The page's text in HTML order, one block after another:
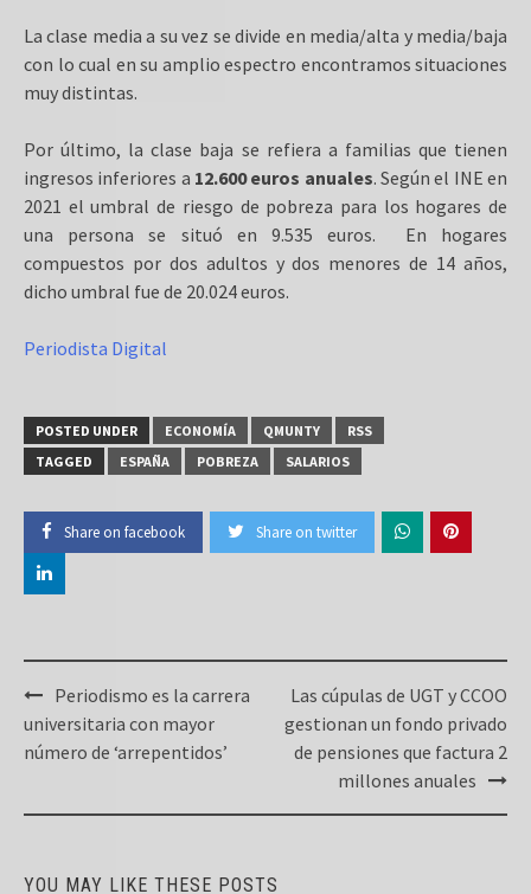
La clase media a su vez se divide en media/alta y media/baja
con lo cual en su amplio espectro encontramos situaciones
muy distintas.
Por último, la clase baja se refiera a familias que tienen
ingresos inferiores a 12.600 euros anuales. Según el INE en
2021 el umbral de riesgo de pobreza para los hogares de
una persona se situó en 9.535 euros. En hogares
compuestos por dos adultos y dos menores de 14 años,
dicho umbral fue de 20.024 euros.
Periodista Digital
POSTED UNDER ECONOMÍA QMUNTY
RSS
TAGGED
ESPAÑA POBREZA SALARIOS
Share on facebook Share on twitter
Post
navigation
Periodismo es la carrera
universitaria con mayor
número de ‘arrepentidos’
Las cúpulas de UGT y CCOO
gestionan un fondo privado
de pensiones que factura 2
millones anuales
YOU MAY LIKE THESE POSTS